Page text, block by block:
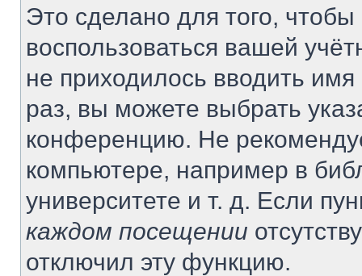
Это сделано для того, чтобы
воспользоваться вашей
не приходилось вводить
раз, вы можете выбрать
конференцию. Не
компьютере, например в
университете и т. д. Если
каждом посещении
отключил эту функцию.